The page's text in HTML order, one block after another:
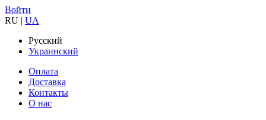
Войти
RU | UA
Русский
Украинский
Оплата
Доставка
Контакты
О нас